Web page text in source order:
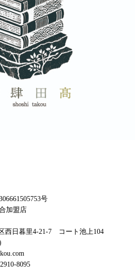
号
加盟店
西日暮里4-21-7 コート池上104
8095